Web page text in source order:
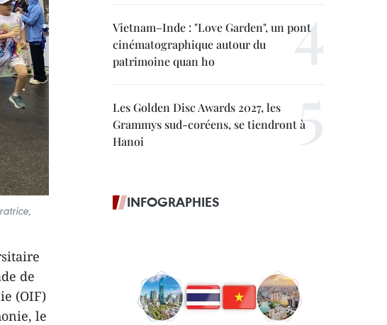
de
(OIF)
le
Vietnam–Inde : "Love Garden", un pont
cinématographique autour du
patrimoine quan ho
Les Golden Disc Awards 2027, les
Grammys sud-coréens, se tiendront à
Hanoi
INFOGRAPHIES